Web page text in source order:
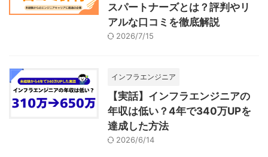
スパートナーズとは？評判やリ
アルな口コミを徹底解説
2026/7/15
インフラエンジニア
【実話】インフラエンジニアの
年収は低い？4年で340万UPを
達成した方法
2026/6/14